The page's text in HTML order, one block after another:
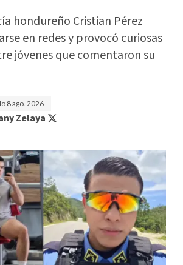
hondureño Cristian Pérez
en redes y provocó curiosas
jóvenes que comentaron su
8 ago. 2026
Zelaya